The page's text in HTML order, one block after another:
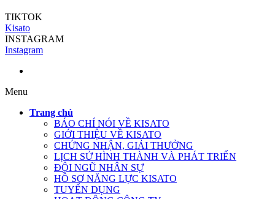
TIKTOK
Kisato
INSTAGRAM
Instagram
Menu
Trang chủ
BÁO CHÍ NÓI VỀ KISATO
GIỚI THIỆU VỀ KISATO
CHỨNG NHẬN, GIẢI THƯỞNG
LỊCH SỬ HÌNH THÀNH VÀ PHÁT TRIỂN
ĐỘI NGŨ NHÂN SỰ
HỒ SƠ NĂNG LỰC KISATO
TUYỂN DỤNG